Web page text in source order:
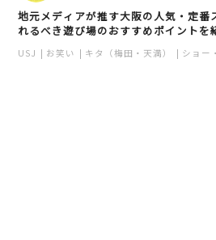
地元メディアが推す大阪の人気・定番
れるべき遊び場のおすすめポイントを
USJ お笑い キタ（梅田・天満） ショー